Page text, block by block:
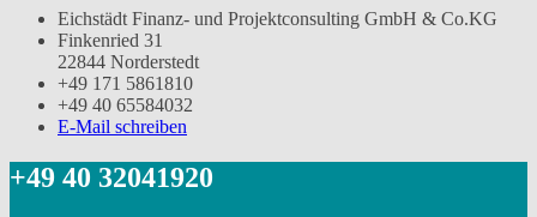
Eichstädt Finanz- und Projektconsulting GmbH & Co.KG
Finkenried 31
22844 Norderstedt
‭+49 171 5861810
+49 40 65584032
E-Mail schreiben
‭+49 40 32041920